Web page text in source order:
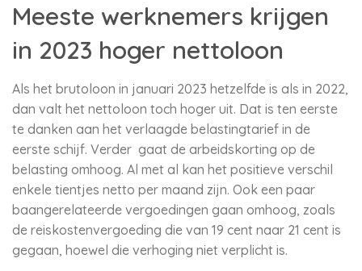
Meeste werknemers krijgen
in 2023 hoger nettoloon
Als het brutoloon in januari 2023 hetzelfde is als in 2022,
dan valt het nettoloon toch hoger uit. Dat is ten eerste
te danken aan het verlaagde belastingtarief in de
eerste schijf. Verder gaat de arbeidskorting op de
belasting omhoog. Al met al kan het positieve verschil
enkele tientjes netto per maand zijn. Ook een paar
baangerelateerde vergoedingen gaan omhoog, zoals
de reiskostenvergoeding die van 19 cent naar 21 cent is
gegaan, hoewel die verhoging niet verplicht is.